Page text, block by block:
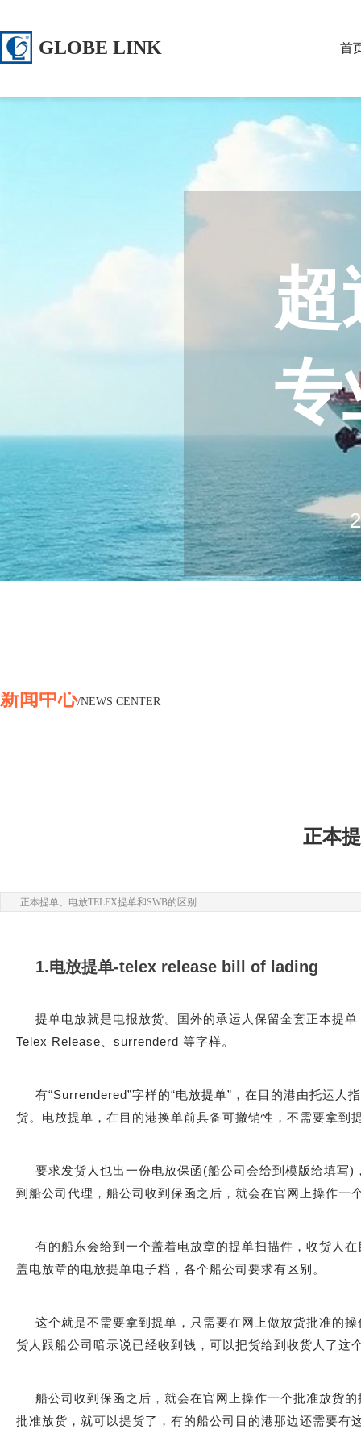
超
专
新闻中心/NEWS CENTER
正本
正本提单、电放TELEX提单和SWB的区别
1.电放提单-telex release bill of lading
提单电放就是电报放货。国外的承运人保留全套正本提
Telex Release、surrenderd 等字样。
有“Surrendered”字样的“电放提单”，在目的港由托运人
货。电放提单，在目的港换单前具备可撤销性，不需要拿到
要求发货人也出一份电放保函(船公司会给到模版给填写
到船公司代理，船公司收到保函之后，就会在官网上操作一
有的船东会给到一个盖着电放章的提单扫描件，收货人
盖电放章的电放提单电子档，各个船公司要求有区别。
这个就是不需要拿到提单，只需要在网上做放货批准的
货人跟船公司暗示说已经收到钱，可以把货给到收货人了这
船公司收到保函之后，就会在官网上操作一个批准放货
批准放货，就可以提货了，有的船公司目的港那边还需要
首
GLOBE LINK